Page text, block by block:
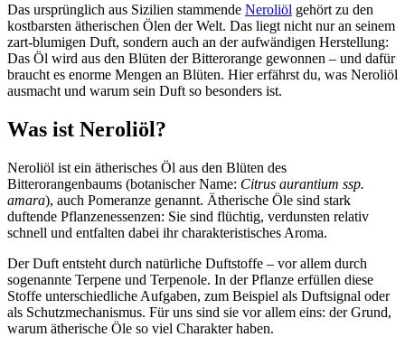
Das ursprünglich aus Sizilien stammende Neroliöl gehört zu den
kostbarsten ätherischen Ölen der Welt. Das liegt nicht nur an seinem
zart-blumigen Duft, sondern auch an der aufwändigen Herstellung:
Das Öl wird aus den Blüten der Bitterorange gewonnen – und dafür
braucht es enorme Mengen an Blüten. Hier erfährst du, was Neroliöl
ausmacht und warum sein Duft so besonders ist.
Was ist Neroliöl?
Neroliöl ist ein ätherisches Öl aus den Blüten des
Bitterorangenbaums (botanischer Name: Citrus aurantium ssp.
amara), auch Pomeranze genannt. Ätherische Öle sind stark
duftende Pflanzenessenzen: Sie sind flüchtig, verdunsten relativ
schnell und entfalten dabei ihr charakteristisches Aroma.
Der Duft entsteht durch natürliche Duftstoffe – vor allem durch
sogenannte Terpene und Terpenole. In der Pflanze erfüllen diese
Stoffe unterschiedliche Aufgaben, zum Beispiel als Duftsignal oder
als Schutzmechanismus. Für uns sind sie vor allem eins: der Grund,
warum ätherische Öle so viel Charakter haben.